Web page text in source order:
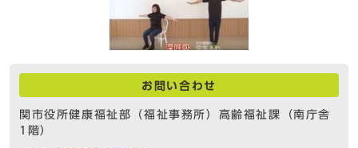
お問い合わせ
関市役所健康福祉部（福祉事務所）高齢福祉課（南庁舎
1階）